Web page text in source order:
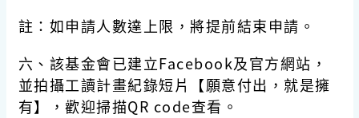
註：如申請人數達上限，將提前結束申請。
六、該基金會已建立Facebook及官方網站，
並拍攝工讀計畫紀錄短片【願意付出，就是擁
有】，歡迎掃描QR code查看。